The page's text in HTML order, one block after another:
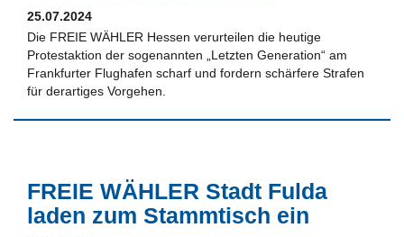
25.07.2024
Die FREIE WÄHLER Hessen verurteilen die heutige
Protestaktion der sogenannten „Letzten Generation“ am
Frankfurter Flughafen scharf und fordern schärfere Strafen
für derartiges Vorgehen.
FREIE WÄHLER Stadt Fulda
laden zum Stammtisch ein